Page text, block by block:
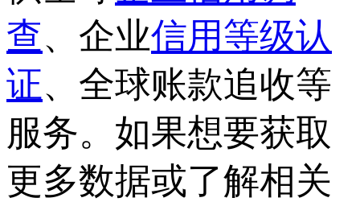
查、企业信用等级认
证、全球账款追收等
服务。如果想要获取
更多数据或了解相关